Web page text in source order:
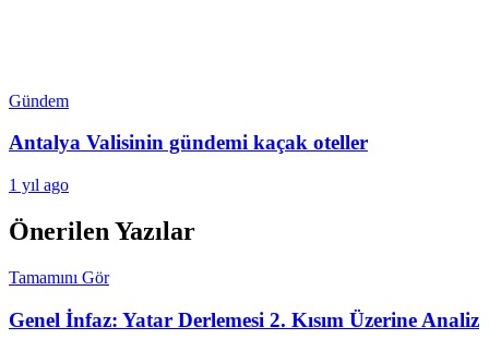
Gündem
Antalya Valisinin gündemi kaçak oteller
1 yıl ago
Önerilen Yazılar
Tamamını Gör
Genel İnfaz: Yatar Derlemesi 2. Kısım Üzerine Analiz